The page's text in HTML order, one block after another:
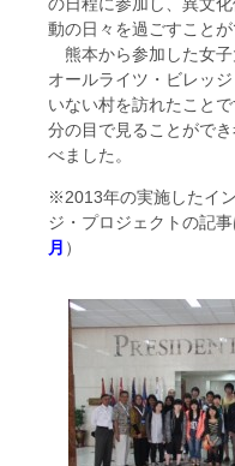
動の日々を過ごすことが
熊本から参加した女子
オールライツ・ビレッ
いない村を訪れたこと
分の目で見ることがで
べました。
※2013年の実施したイ
ジ・プロジェクトの記
月 ）